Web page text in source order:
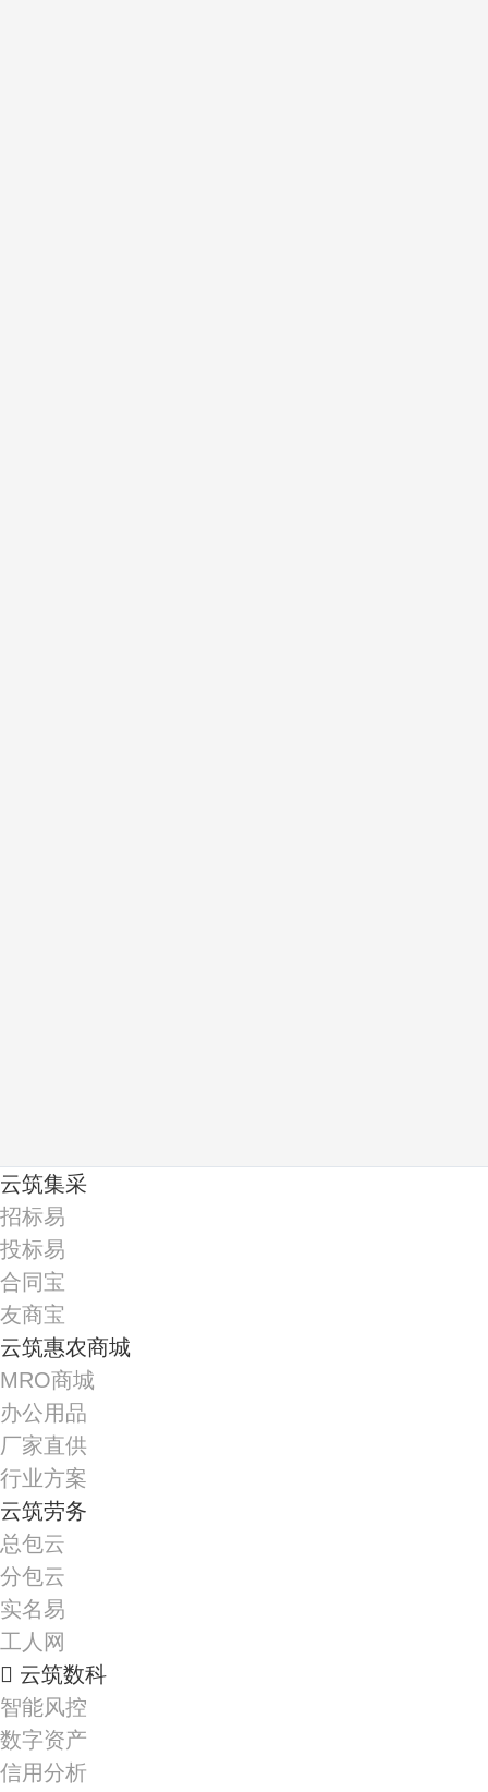
云筑集采
招标易
投标易
合同宝
友商宝
云筑惠农商城
MRO商城
办公用品
厂家直供
行业方案
云筑劳务
总包云
分包云
实名易
工人网
云筑数科
智能风控
数字资产
信用分析